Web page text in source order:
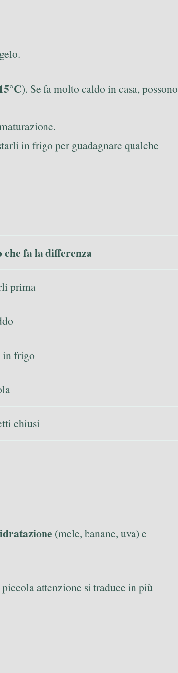
). Se fa molto caldo in casa, possono
in frigo per guadagnare qualche
che fa la differenza
prima
in frigo
chiusi
(mele, banane, uva) e
attenzione si traduce in più